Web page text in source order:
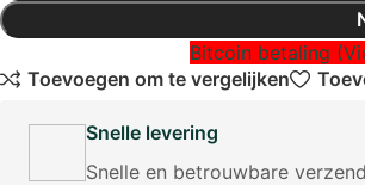
Bitcoin betaling
Toevoegen om te vergelijken
Snelle levering
Snelle en betrouwbare